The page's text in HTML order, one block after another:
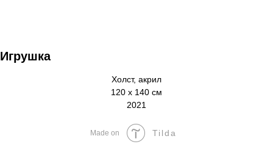
Игрушка
Холст, акрил
120 х 140 см
2021
Made on Tilda